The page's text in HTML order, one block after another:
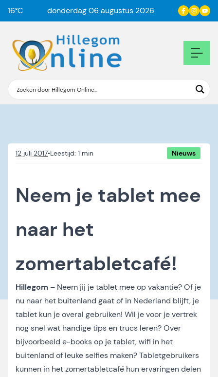
16°C donderdag 06 augustus 2026
12 juli 2017• Nieuws
Neem je tablet mee
naar het
zomertabletcafé!
Hillegom – Neem jij je tablet mee op vakantie? Of je
nu naar het buitenland gaat of in Nederland blijft, je
tablet kun je overal gebruiken! Wil je voor je vertrek
nog snel wat handige tips en trucs leren? Over
bijvoorbeeld e-books op je tablet, wifi in het
buitenland of leuke selfies maken? Tabletgebruikers
kunnen in het zomertabletcafé hun ervaringen delen